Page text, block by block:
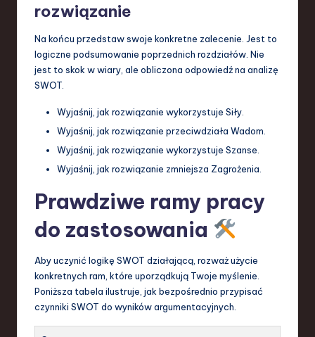
rozwiązanie
Na końcu przedstaw swoje konkretne zalecenie. Jest to
logiczne podsumowanie poprzednich rozdziałów. Nie
jest to skok w wiary, ale obliczona odpowiedź na analizę
SWOT.
Wyjaśnij, jak rozwiązanie wykorzystuje Siły.
Wyjaśnij, jak rozwiązanie przeciwdziała Wadom.
Wyjaśnij, jak rozwiązanie wykorzystuje Szanse.
Wyjaśnij, jak rozwiązanie zmniejsza Zagrożenia.
Prawdziwe ramy pracy
do zastosowania
Aby uczynić logikę SWOT działającą, rozważ użycie
konkretnych ram, które uporządkują Twoje myślenie.
Poniższa tabela ilustruje, jak bezpośrednio przypisać
czynniki SWOT do wyników argumentacyjnych.